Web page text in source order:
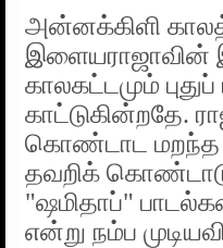
அன்னக்கிளி
இளையராஜாவின்
காலகட்டமும்
காட்டுகின்றதே.
கொண்டாட மறந்த
தவறிக்
"ஷமிதாப்"
என்று நம்ப